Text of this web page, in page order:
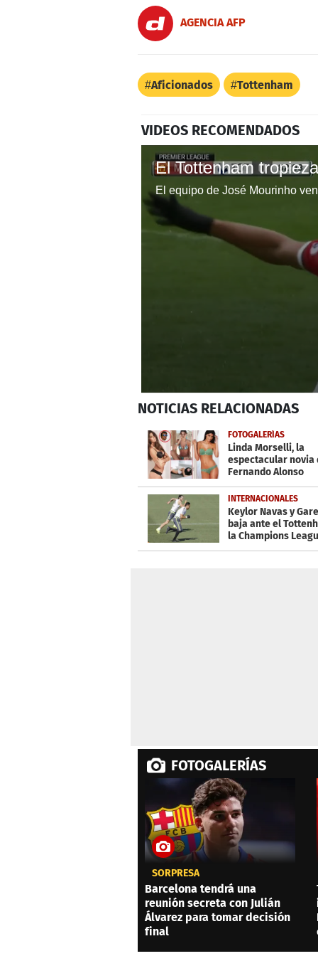
AGENCIA AFP
Aficionados Tottenham
VIDEOS RECOMENDADOS
seconds
51
secondsVolume
0%
NOTICIAS RELACIONADAS
FOTOGALERÍAS
Linda Morselli, la
espectacular novia
Fernando Alonso
INTERNACIONALES
Keylor Navas y
baja ante el
la Champions
FOTOGALERÍAS
SORPRESA
Barcelona tendrá una
reunión secreta con Julián
Álvarez para tomar decisión
final